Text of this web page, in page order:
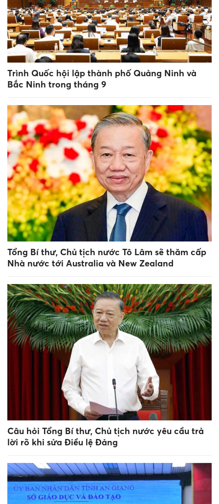
Trình Quốc hội lập thành phố Quảng Ninh và
Bắc Ninh trong tháng 9
Tổng Bí thư, Chủ tịch nước Tô Lâm sẽ thăm cấp
Nhà nước tới Australia và New Zealand
Câu hỏi Tổng Bí thư, Chủ tịch nước yêu cầu trả
lời rõ khi sửa Điều lệ Đảng